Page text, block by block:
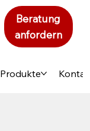
Produkte
Beratung
anfordern